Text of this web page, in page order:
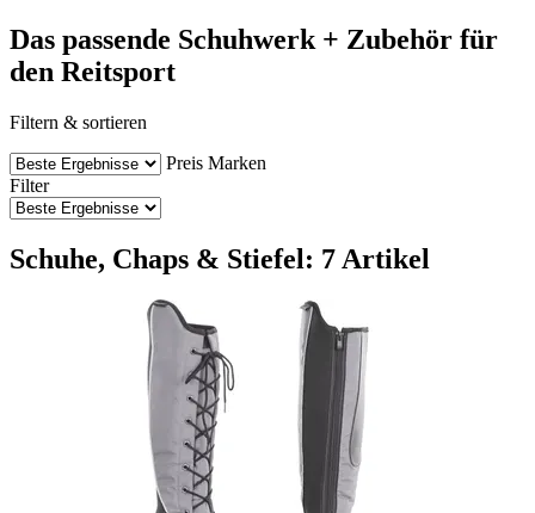
Das passende Schuhwerk + Zubehör für
den Reitsport
Filtern & sortieren
Preis Marken
Filter
Schuhe, Chaps & Stiefel: 7 Artikel